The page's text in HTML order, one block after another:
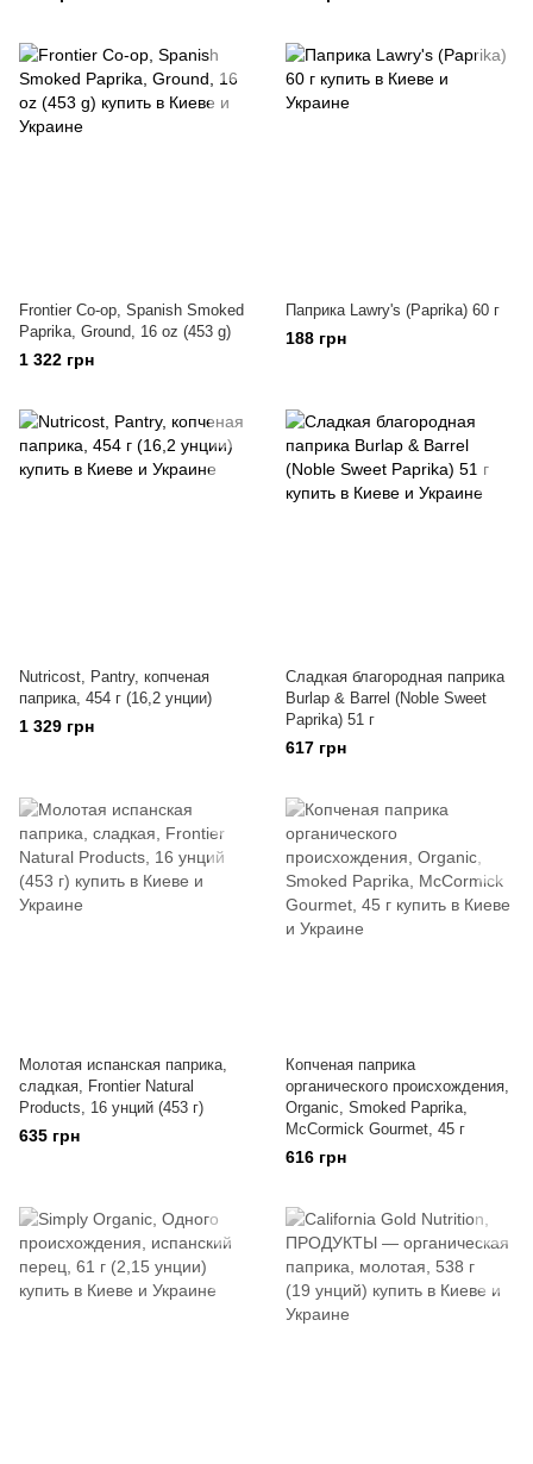
Frontier Co-op, Spanish Smoked
Paprika, Ground, 16 oz (453 g)
1 322 грн
Паприка Lawry's (Paprika) 60 г
188 грн
Nutricost, Pantry, копченая
паприка, 454 г (16,2 унции)
1 329 грн
Сладкая благородная паприка
Burlap & Barrel (Noble Sweet
Paprika) 51 г
617 грн
Молотая испанская паприка,
сладкая, Frontier Natural
Products, 16 унций (453 г)
635 грн
Копченая паприка
органического происхождения,
Organic, Smoked Paprika,
McCormick Gourmet, 45 г
616 грн